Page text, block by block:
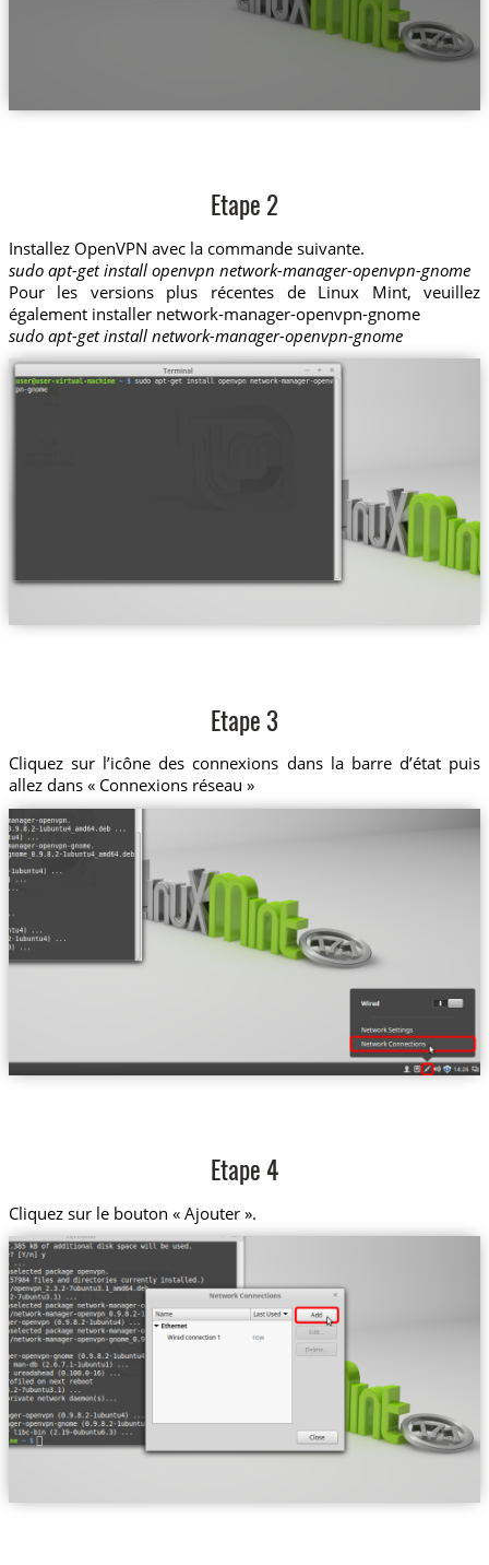
Etape 2
Installez OpenVPN avec la commande suivante.
sudo apt-get install openvpn network-manager-openvpn-gnome
Pour les versions plus récentes de Linux Mint, veuillez
également installer network-manager-openvpn-gnome
sudo apt-get install network-manager-openvpn-gnome
Etape 3
Cliquez sur l’icône des connexions dans la barre d’état puis
allez dans « Connexions réseau »
Etape 4
Cliquez sur le bouton « Ajouter ».